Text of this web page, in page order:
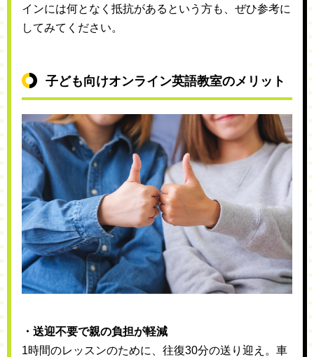
インには何となく抵抗があるという方も、ぜひ参考に
してみてください。
子ども向けオンライン英語教室のメリット
・送迎不要で親の負担が軽減
1時間のレッスンのために、往復30分の送り迎え。車